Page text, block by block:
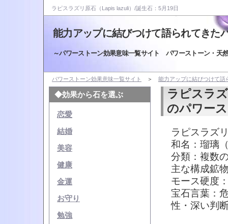
ラピスラズリ原石（Lapis lazuli）/誕生石：5月19日
能力アップに結びつけて語られてきた
～パワーストーン効果意味一覧サイト パワーストーン・天
パワーストーン効果意味一覧サイト ＞ 能力アップに結びつけて語
◆効果から石を選ぶ
恋愛
結婚
美容
健康
金運
お守り
勉強
ラピスラ
のパワー
ラピスラズ
和名：瑠璃
分類：複数
主な構成鉱
モース硬度
宝石言葉：
性・深い判